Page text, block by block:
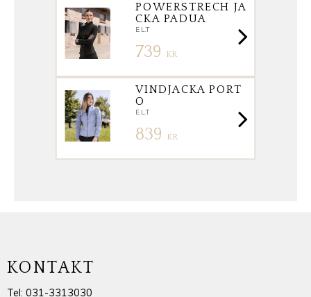
POWERSTRECH JA
CKA PADUA
E.L.T
739 KR
VINDJACKA PORT
O
E.L.T
839 KR
KONTAKT
Tel: 031-3313030